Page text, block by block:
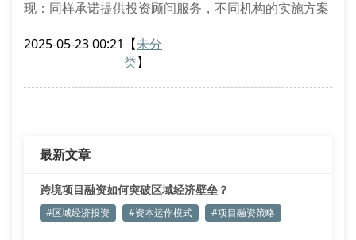
现：同样承诺提供投资顾问服务，不同机构的实施方案
配置了财务分析师+市场研究员组合，这正是专业投资
项目融资中的隐形关卡
我们调研发现，
2025-05-23 00:21 【未分
类】
最新文章
跨境项目融资如何突破区域经济壁垒？
#区域经济投资 #资本运作模式 #项目融资策略